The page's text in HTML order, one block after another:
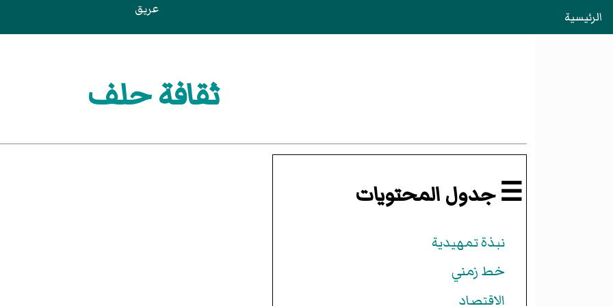
الرئيسية عريق
ثقافة حلف
☰ جدول المحتويات
نبذة تمهيدية
خط زمني
الاقتصاد